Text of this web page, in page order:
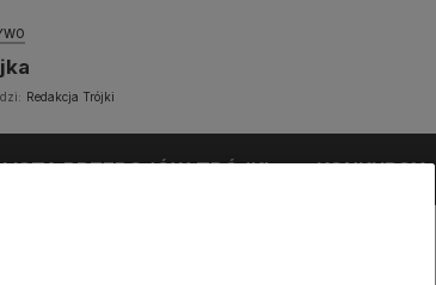
Redakcja Trójki
LISTA PRZEBOJÓW TRÓJKI KONKURSY